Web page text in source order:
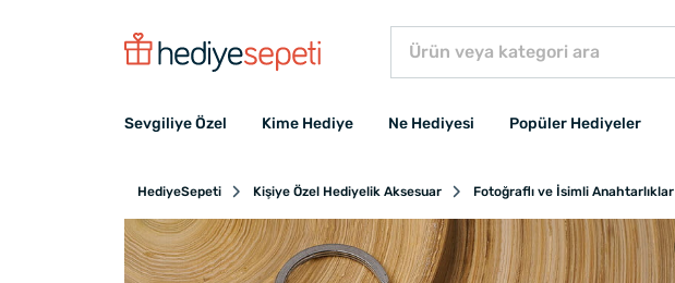
Sevgiliye Özel Kime Hediye Ne Hediyesi Popüler Hediyeler
HediyeSepeti Kişiye Özel Hediyelik Aksesuar Fotoğraflı ve İsimli Anahtarlıklar